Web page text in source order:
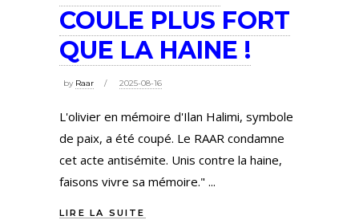
COULE PLUS FORT
QUE LA HAINE !
by Raar 2025-08-16
L'olivier en mémoire d'Ilan Halimi, symbole
de paix, a été coupé. Le RAAR condamne
cet acte antisémite. Unis contre la haine,
faisons vivre sa mémoire."
LIRE LA SUITE